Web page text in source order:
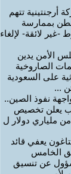
أرجنتينية تتهم
بممارسة
-غير لائقة- لإلغاء
الأمن يدين
الصاروخية
على السعودية
...
نفوذ الصين..
يعلن تخصيص
من ملياري دولار ل
يعفي قائد
الخامس
عن تنسيق